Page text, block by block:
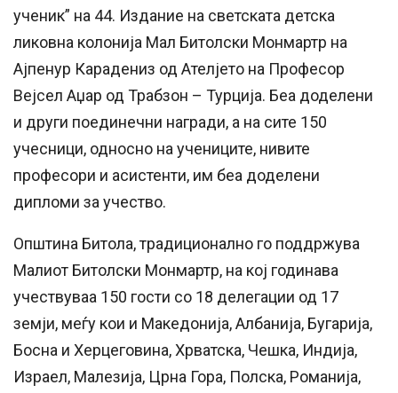
ученик” на 44. Издание на светската детска
ликовна колонија Мал Битолски Монмартр на
Ајпенур Карадениз од Ателјето на Професор
Вејсел Аџар од Трабзон – Турција. Беа доделени
и други поединечни награди, а на сите 150
учесници, односно на учениците, нивите
професори и асистенти, им беа доделени
дипломи за учество.
Општина Битола, традиционално го поддржува
Малиот Битолски Монмартр, на кој годинава
учествуваа 150 гости со 18 делегации од 17
земји, меѓу кои и Македонија, Албанија, Бугарија,
Босна и Херцеговина, Хрватска, Чешка, Индија,
Израел, Малезија, Црна Гора, Полска, Романија,